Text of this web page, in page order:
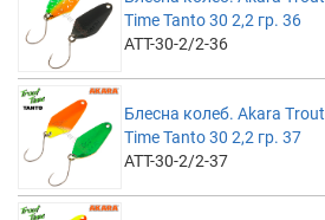
Time Tanto 30 2,2 гр. 36
ATT-30-2/2-36
Блесна колеб. Akara Trout
Time Tanto 30 2,2 гр. 37
ATT-30-2/2-37